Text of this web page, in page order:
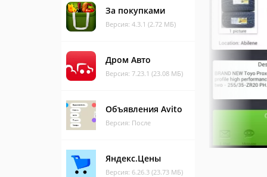
За покупками
Версия: 4.3.1 (2.72 МБ)
Дром Авто
Версия: 7.23.1 (23.08 МБ)
Объявления Avito
Версия: После
Яндекс.Цены
Версия: 6.26.3 (23.73 МБ)